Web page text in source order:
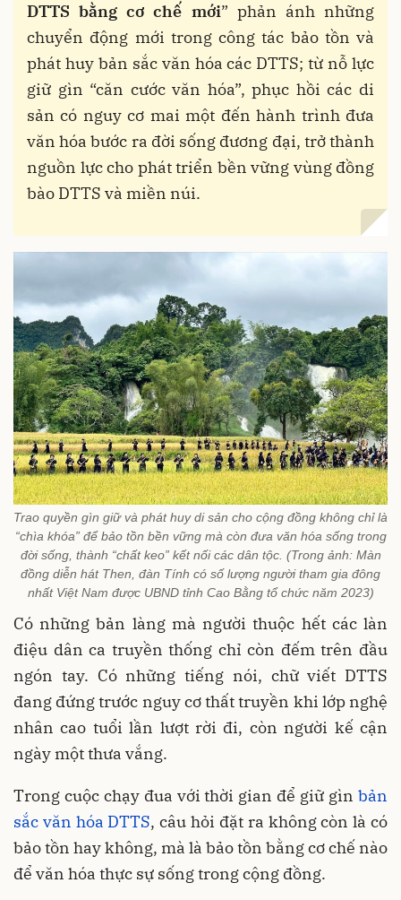
DTTS bằng cơ chế mới” phản ánh những
chuyển động mới trong công tác bảo tồn và
phát huy bản sắc văn hóa các DTTS; từ nỗ lực
giữ gìn “căn cước văn hóa”, phục hồi các di
sản có nguy cơ mai một đến hành trình đưa
văn hóa bước ra đời sống đương đại, trở thành
nguồn lực cho phát triển bền vững vùng đồng
bào DTTS và miền núi.
Trao quyền gìn giữ và phát huy di sản cho cộng đồng không chỉ là
“chìa khóa” để bảo tồn bền vững mà còn đưa văn hóa sống trong
đời sống, thành “chất keo” kết nối các dân tộc. (Trong ảnh: Màn
đồng diễn hát Then, đàn Tính có số lượng người tham gia đông
nhất Việt Nam được UBND tỉnh Cao Bằng tổ chức năm 2023)
Có những bản làng mà người thuộc hết các làn
điệu dân ca truyền thống chỉ còn đếm trên đầu
ngón tay. Có những tiếng nói, chữ viết DTTS
đang đứng trước nguy cơ thất truyền khi lớp nghệ
nhân cao tuổi lần lượt rời đi, còn người kế cận
ngày một thưa vắng.
Trong cuộc chạy đua với thời gian để giữ gìn bản
sắc văn hóa DTTS, câu hỏi đặt ra không còn là có
bảo tồn hay không, mà là bảo tồn bằng cơ chế nào
để văn hóa thực sự sống trong cộng đồng.